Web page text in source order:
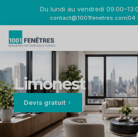
Du lundi au vendredi
contact@1001fenetres.com04
Limonest
Devis gratuit